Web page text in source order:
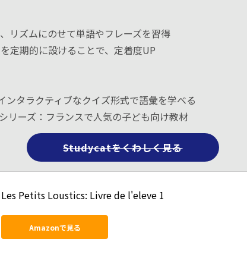
リズムにのせて単語やフレーズを習得
定期的に設けることで、定着度UP
タラクティブなクイズ形式で語彙を学べる
リーズ：フランスで人気の子ども向け教材
Studycatをくわしく見る
Les Petits Loustics: Livre de l'eleve 1
Amazonで見る